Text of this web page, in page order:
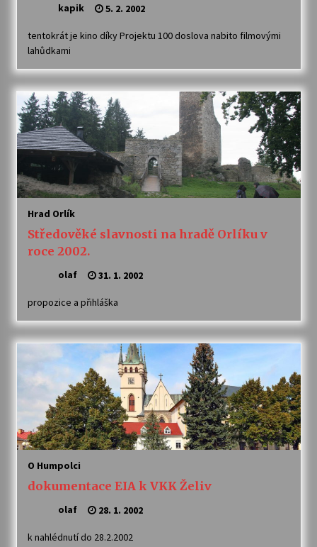
Veselí muzikanti
30. 7. 2026
šedesátka: 28. 7.–1. 8. 2026
28. 7. 2026
Letní koncerty ve Stromovce: Kolchoz a
Jenakaši
28. 7. 2026
Letní koncerty ve Stromovce: Rufus Miller
Vysočinka
17. 7. 2026
Ozvěny prázdnin
14. 7. 2026
13. 7. 2026
Želiv
kapik 5. 2. 2002
tentokrát je kino díky Projektu 100 doslova nabito filmovými
lahůdkami
Hrad Orlík
Středověké slavnosti na hradě Orlíku v
roce 2002.
olaf 31. 1. 2002
propozice a přihláška
O Humpolci
dokumentace EIA k VKK Želiv
olaf 28. 1. 2002
k nahlédnutí do 28.2.2002